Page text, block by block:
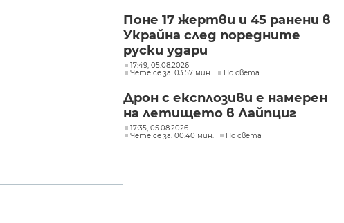
Поне 17 жертви и 45 ранени в
Украйна след поредните
руски удари
17:49, 05.08.2026
Чете се за: 03:57 мин.
По света
Дрон с експлозиви е намерен
на летището в Лайпциг
17:35, 05.08.2026
Чете се за: 00:40 мин.
По света